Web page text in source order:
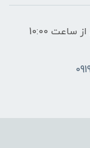
ساعات پاسخگویی: فقط روزهای غیر تعطیل از ساعت 10:00